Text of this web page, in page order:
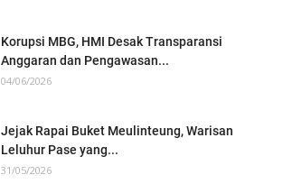
Korupsi MBG, HMI Desak Transparansi
Anggaran dan Pengawasan...
04/06/2026
Jejak Rapai Buket Meulinteung, Warisan
Leluhur Pase yang...
31/05/2026